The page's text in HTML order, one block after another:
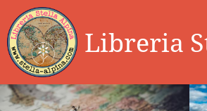
Libreria